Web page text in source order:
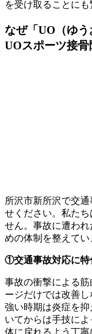
を受け取ることにも
なぜ「UO（ゆう
UOスポーツ接
所沢市新所沢で交
せください。私た
せん。事故に遭わ
めの体制を整えてい
①交通事故対応に特
事故の衝撃による
ージだけでは改善
強い時期は炎症を
いてからは手技に